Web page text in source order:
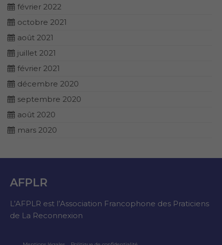
février 2022
octobre 2021
août 2021
juillet 2021
février 2021
décembre 2020
septembre 2020
août 2020
mars 2020
AFPLR
L’AFPLR est l’Association Francophone des Praticiens
de La Reconnexion